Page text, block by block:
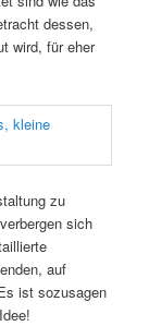
dessen,
wird, für eher
zu
sich
auf
ist sozusagen